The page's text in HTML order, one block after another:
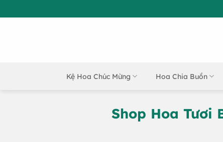
qua
Kệ Hoa Chúc Mừng Hoa Chia Buồn
Shop Hoa Tươi